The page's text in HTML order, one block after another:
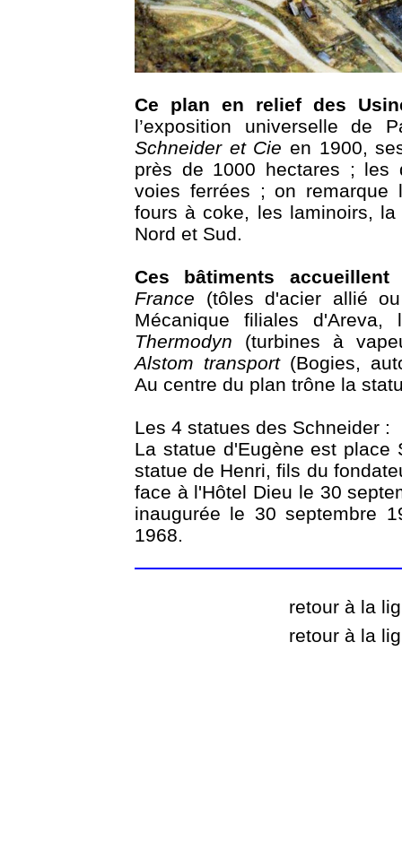
Ce plan en relief des
l’exposition universelle de
Schneider et Cie en 1900,
près de 1000 hectares ; les
voies ferrées ; on remarque
fours à coke, les laminoirs,
Nord et Sud.
Ces bâtiments accueillent
France (tôles d'acier allié
Mécanique filiales
Thermodyn (turbines à
Alstom transport(Bogies,
Au centre du plan trône la
Les 4 statues des Schneider :
La statue d'Eugène est
statue de Henri, fils du
face à l'Hôtel Dieu le 30
inaugurée le 30 septembre
1968.
retour à la
retour à la